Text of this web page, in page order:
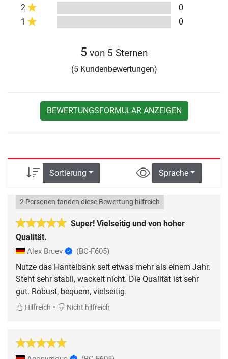
2
0
1
0
5 von 5 Sternen
(5 Kundenbewertungen)
BEWERTUNGSFORMULAR ANZEIGEN
Sortierung Sprache
Super! Vielseitig und von hoher
Qualität.
2 Personen fanden diese Bewertung hilfreich
Alex Bruev (BC-F605)
Nutze das Hantelbank seit etwas mehr als einem Jahr.
Steht sehr stabil, wackelt nicht. Die Qualität ist sehr
gut. Robust, bequem, vielseitig.
Hilfreich • Nicht hilfreich